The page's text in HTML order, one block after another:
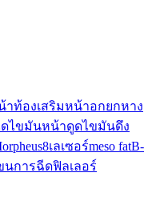
าท้องเสริมหน้าอกยกหาง
ไขมันหน้าดูดไขมันดึง
เลเซอร์meso fatB-
นการฉีดฟิลเลอร์